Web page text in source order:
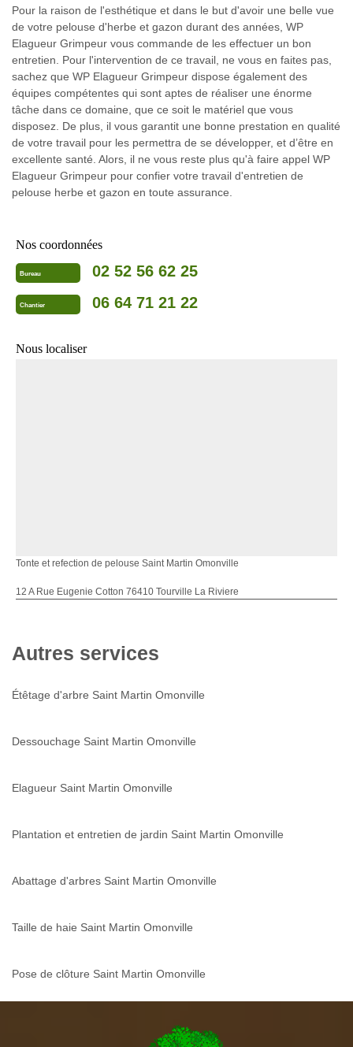
Pour la raison de l'esthétique et dans le but d'avoir une belle vue
de votre pelouse d'herbe et gazon durant des années, WP
Elagueur Grimpeur vous commande de les effectuer un bon
entretien. Pour l'intervention de ce travail, ne vous en faites pas,
sachez que WP Elagueur Grimpeur dispose également des
équipes compétentes qui sont aptes de réaliser une énorme
tâche dans ce domaine, que ce soit le matériel que vous
disposez. De plus, il vous garantit une bonne prestation en qualité
de votre travail pour les permettra de se développer, et d’être en
excellente santé. Alors, il ne vous reste plus qu'à faire appel WP
Elagueur Grimpeur pour confier votre travail d'entretien de
pelouse herbe et gazon en toute assurance.
Nos coordonnées
Bureau 02 52 56 62 25
Chantier 06 64 71 21 22
Nous localiser
Tonte et refection de pelouse Saint Martin Omonville
12 A Rue Eugenie Cotton 76410 Tourville La Riviere
Autres services
Étêtage d'arbre Saint Martin Omonville
Dessouchage Saint Martin Omonville
Elagueur Saint Martin Omonville
Plantation et entretien de jardin Saint Martin Omonville
Abattage d'arbres Saint Martin Omonville
Taille de haie Saint Martin Omonville
Pose de clôture Saint Martin Omonville